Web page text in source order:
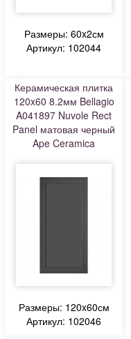
Размеры: 60x2см
Артикул: 102044
Керамическая плитка
120x60 8.2мм Bellagio
A041897 Nuvole Rect
Panel матовая черный
Ape Ceramica
Размеры: 120x60см
Артикул: 102046